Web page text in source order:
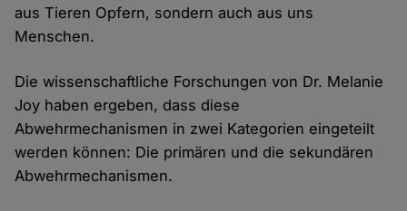
aus Tieren Opfern, sondern auch aus uns
Menschen.
Die wissenschaftliche Forschungen von Dr. Melanie
Joy haben ergeben, dass diese
Abwehrmechanismen in zwei Kategorien eingeteilt
werden können: Die primären und die sekundären
Abwehrmechanismen.